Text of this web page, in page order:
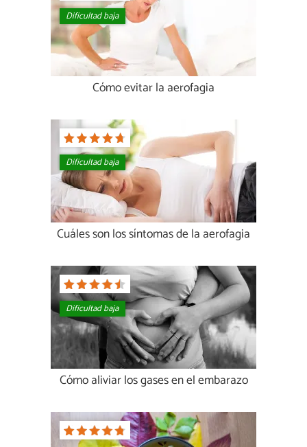
Dificultad baja
Cómo evitar la aerofagia
Dificultad baja
Cuáles son los síntomas de la aerofagia
Dificultad baja
Cómo aliviar los gases en el embarazo